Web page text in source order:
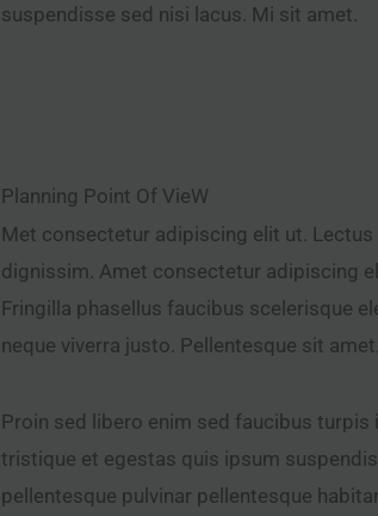
suspendisse sed nisi lacus. Mi sit amet.
Planning Point Of VieW
Met consectetur adipiscing elit ut.
dignissim. Amet consectetur adipiscing
Fringilla phasellus faucibus scelerisque
neque viverra justo. Pellentesque sit amet.
Proin sed libero enim sed faucibus
tristique et egestas quis ipsum
pellentesque pulvinar pellentesque